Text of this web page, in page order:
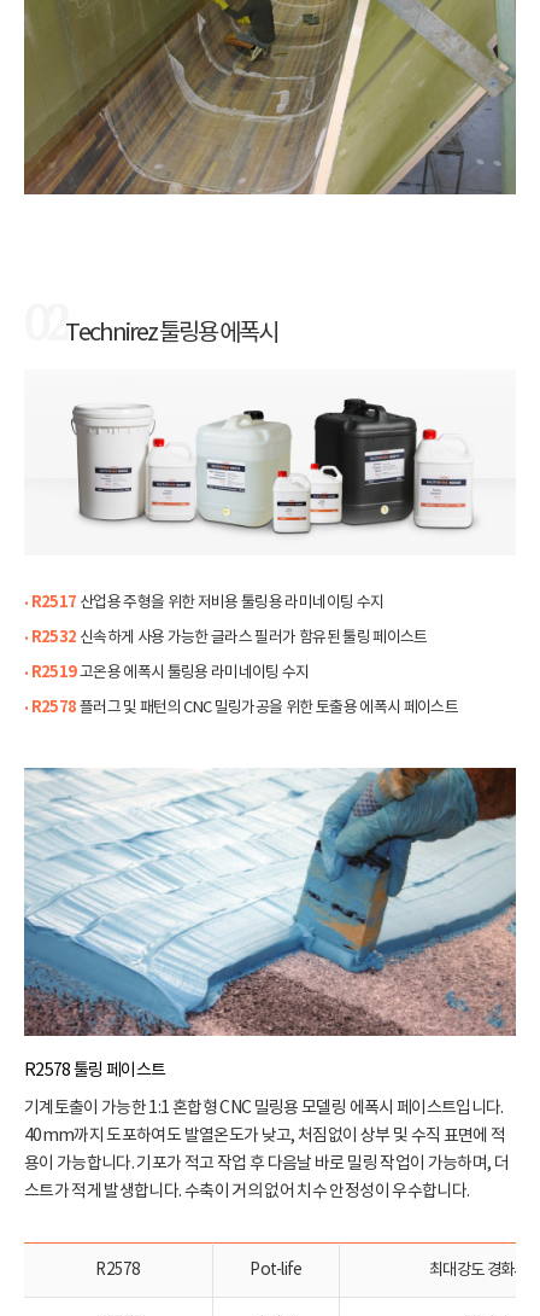
Technirez 툴링용 에폭시
· R2517 산업용 주형을 위한 저비용 툴링용 라미네이팅 수지
· R2532 신속하게 사용 가능한 글라스 필러가 함유된 툴링 페이스트
· R2519고온용 에폭시 툴링용 라미네이팅 수지
· R2578 플러그 및 패턴의 CNC 밀링가공을 위한 토출용 에폭시 페이스트
R2578 툴링 페이스트
기계토출이 가능한 1:1 혼합형 CNC 밀링용 모델링 에폭시 페이스트입니다.
40mm까지 도포하여도 발열온도가 낮고, 처짐없이 상부 및 수직 표면에 적
용이 가능합니다. 기포가 적고 작업 후 다음날 바로 밀링 작업이 가능하며, 더
스트가 적게 발생합니다. 수축이 거의 없어 치수 안정성이 우수합니다.
R2578 Pot-life 최대강도 경화시간